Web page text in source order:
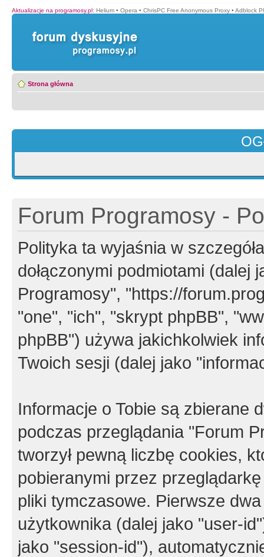
Aktualizacje na programosy.pl: Helium • Opera • ChrisPC Free Anonymous Proxy • Adblock
Strona główna
Forum Programosy -
Polityka ta wyjaśnia w
dołączonymi podmiotami (dalej
Programosy", "https://
"one", "ich", "skrypt phpBB",
phpBB") używa jakichkolwiek
Twoich sesji (dalej jako
Informacje o Tobie są zbierane
podczas przeglądania "Forum
tworzył pewną liczbę cookies,
pobieranymi przez
pliki tymczasowe. Pierwsze
użytkownika (dalej jako "user-
jako "session-id"),